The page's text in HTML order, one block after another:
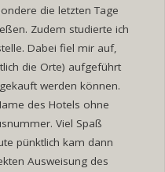
die letzten Tage
Zudem studierte ich
Dabei fiel mir auf,
die Orte) aufgeführt
werden können.
des Hotels ohne
Viel Spaß
pünktlich kam dann
Ausweisung des